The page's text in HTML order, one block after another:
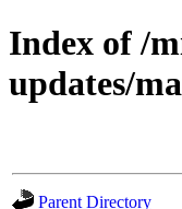
Index of /
updates/
Parent Directory